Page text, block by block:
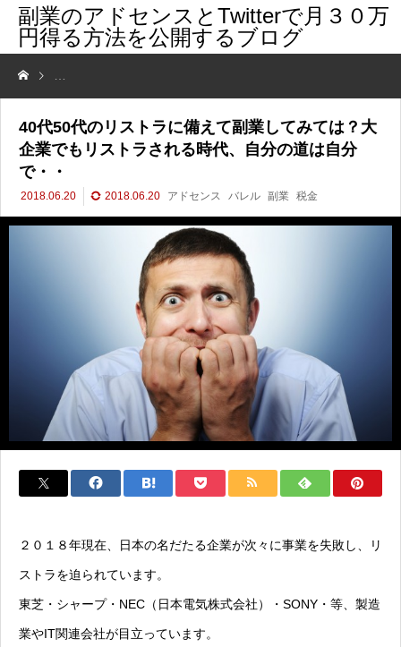
副業のアドセンスとTwitterで月３０万
円得る方法を公開するブログ
40代50代のリストラに備えて副業してみては？大企業でもリストラさ
40代50代のリストラに備えて副業してみては？大
企業でもリストラされる時代、自分の道は自分
で・・
2018.06.20 2018.06.20 アドセンス バレル 副業 税金
２０１８年現在、日本の名だたる企業が次々に事業を失敗し、リ
ストラを迫られています。
東芝・シャープ・NEC（日本電気株式会社）・SONY・等、製造
業やIT関連会社が目立っています。